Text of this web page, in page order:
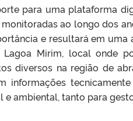
para uma plataforma
ao longo dos
e resultará em
Lagoa Mirim, local onde
diversos na região de
informações
ambiental, tanto para